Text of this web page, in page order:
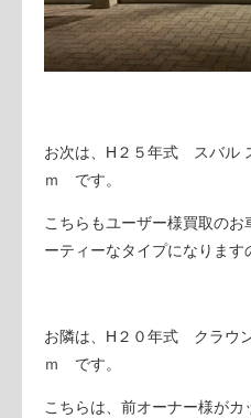
お次は、H２５年式 スバル
ｍ です。
こちらもユーザー様買取の
ーティーなタイプになります
お隣は、H２０年式 クラ
ｍ です。
こちらは、前オーナー様が